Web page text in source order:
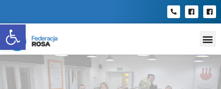
Open toolbar